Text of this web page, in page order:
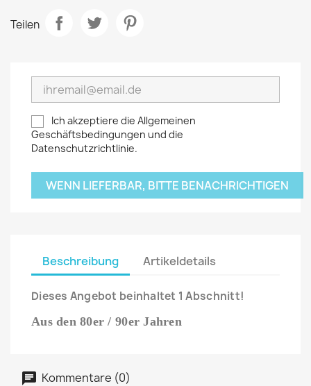
Teilen
Ich akzeptiere die Allgemeinen
Geschäftsbedingungen und die
Datenschutzrichtlinie.
WENN LIEFERBAR, BITTE BENACHRICHTIGEN
Beschreibung Artikeldetails
Dieses Angebot beinhaltet 1 Abschnitt!
Aus den 80er / 90er Jahren
Kommentare (0)